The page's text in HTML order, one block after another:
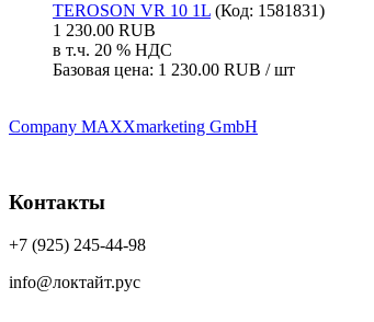
TEROSON VR 10 1L (Код: 1581831)
1 230.00 RUB
в т.ч. 20 % НДС
Базовая цена: 1 230.00 RUB / шт
Company MAXXmarketing GmbH
Контакты
+7 (925) 245-44-98
info@локтайт.рус